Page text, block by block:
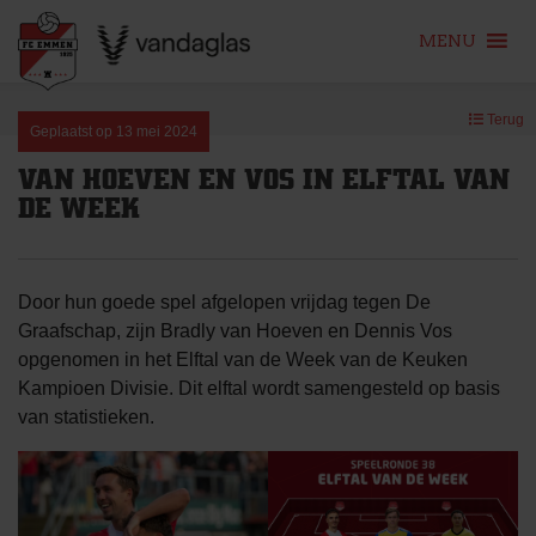
content
MENU
Geplaatst op 13 mei 2024
Terug
VAN HOEVEN EN VOS IN ELFTAL VAN
DE WEEK
Door hun goede spel afgelopen vrijdag tegen De
Graafschap, zijn Bradly van Hoeven en Dennis Vos
opgenomen in het Elftal van de Week van de Keuken
Kampioen Divisie. Dit elftal wordt samengesteld op basis
van statistieken.